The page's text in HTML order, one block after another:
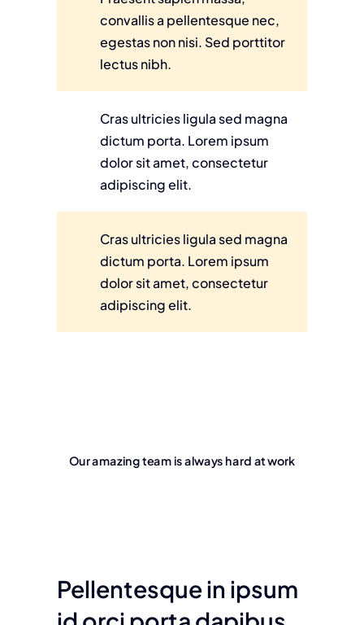
convallis a pellentesque nec,
egestas non nisi. Sed porttitor
lectus nibh.
Cras ultricies ligula sed magna
dictum porta. Lorem ipsum
dolor sit amet, consectetur
adipiscing elit.
Cras ultricies ligula sed magna
dictum porta. Lorem ipsum
dolor sit amet, consectetur
adipiscing elit.
Our amazing team is always hard at work
Pellentesque in ipsum